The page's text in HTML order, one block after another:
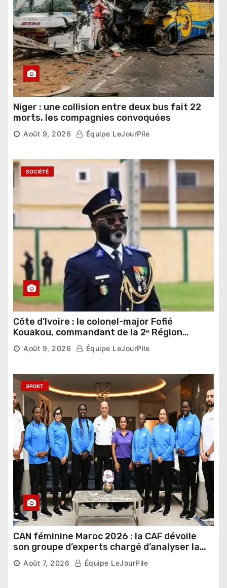
Niger : une collision entre deux bus fait 22
morts, les compagnies convoquées
Août 9, 2026 Équipe LeJourPile
SOCIÉTÉ
Côte d’Ivoire : le colonel-major Fofié
Kouakou, commandant de la 2ᵉ Région
militaire, n’est plus
Août 9, 2026 Équipe LeJourPile
SPORT
CAN féminine Maroc 2026 : la CAF dévoile
son groupe d’experts chargé d’analyser la
compétition
Août 7, 2026 Équipe LeJourPile